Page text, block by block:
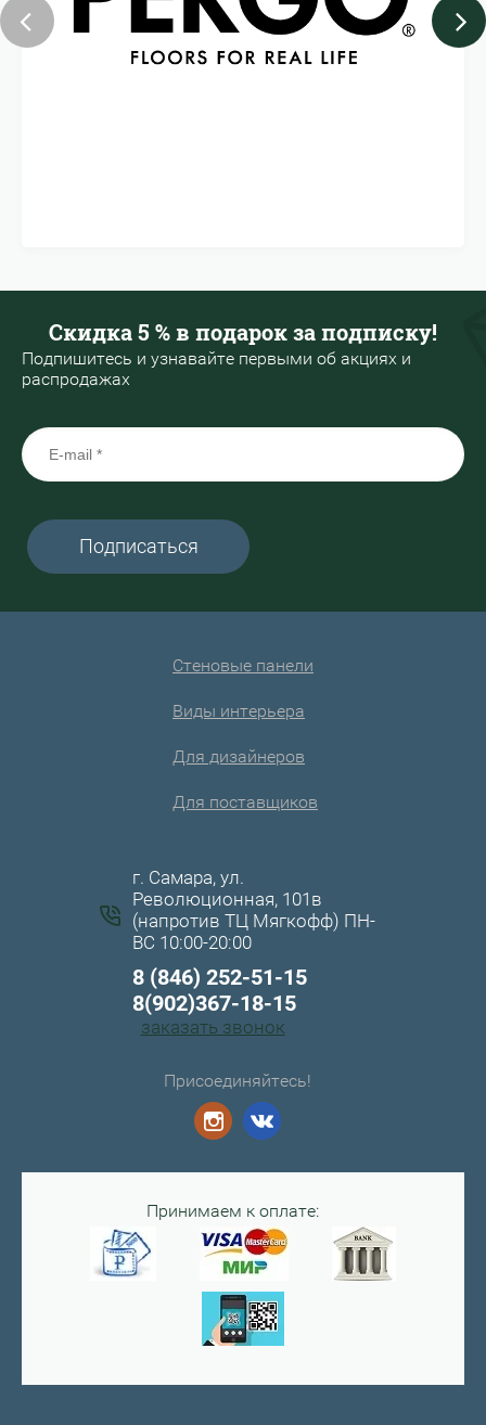
Скидка 5 % в подарок за подписку!
Подпишитесь и узнавайте первыми об акциях и
распродажах
Подписаться
Стеновые панели
Виды интерьера
Для дизайнеров
Для поставщиков
г. Самара, ул.
Революционная, 101в
(напротив ТЦ Мягкофф) ПН-
ВС 10:00-20:00
8 (846) 252-51-15
8(902)367-18-15
заказать звонок
Присоединяйтесь!
Принимаем к оплате: